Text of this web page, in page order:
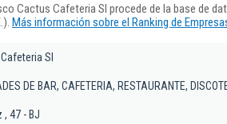
Cactus Cafeteria Sl procede de la base de
Más información sobre el Ranking de
Sl
DE BAR, CAFETERIA, RESTAURANTE,
, 47 - BJ